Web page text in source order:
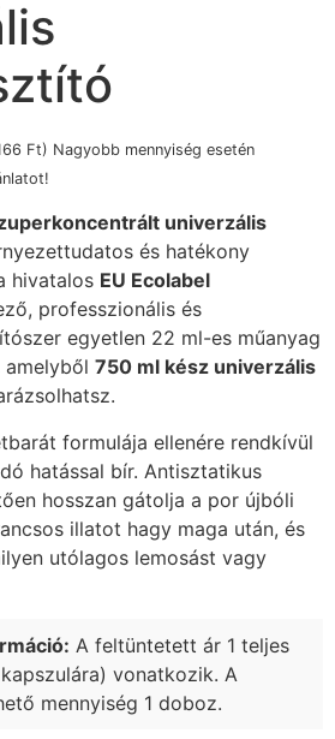
Ft) Nagyobb mennyiség esetén
univerzális
és hatékony
hivatalos EU Ecolabel
professzionális és
egyetlen 22 ml-es műanyag
amelyből 750 ml kész univerzális
formulája ellenére rendkívül
hatással bír. Antisztatikus
hosszan gátolja a por újbóli
illatot hagy maga után, és
utólagos lemosást vagy
A feltüntetett ár 1 teljes
vonatkozik. A
mennyiség 1 doboz.